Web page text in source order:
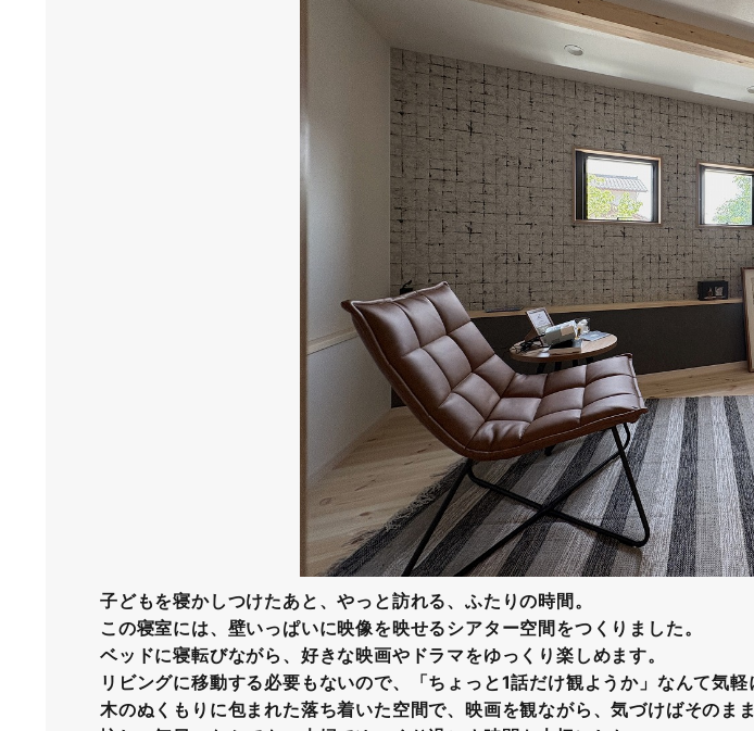
子どもを寝かしつけたあと、やっと訪れる、ふたりの時間。
この寝室には、壁いっぱいに映像を映せるシアター空間をつくりました。
ベッドに寝転びながら、好きな映画やドラマをゆっくり楽しめます。
リビングに移動する必要もないので、「ちょっと1話だけ観ようか」なんて気軽
木のぬくもりに包まれた落ち着いた空間で、映画を観ながら、気づけばそのまま